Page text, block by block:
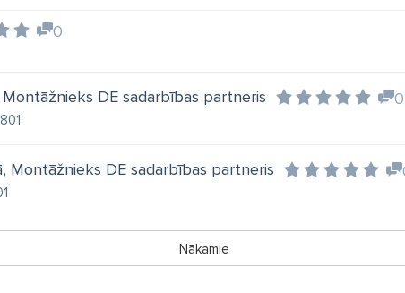
0
DE sadarbības partneris 0
Montāžnieks DE sadarbības partneris
Nākamie